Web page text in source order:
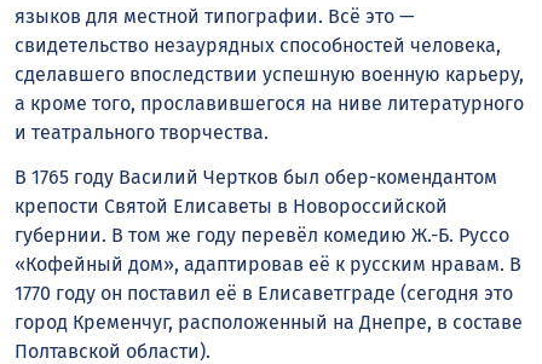
языков для местной типографии. Всё это —
свидетельство незаурядных способностей человека,
сделавшего впоследствии успешную военную карьеру,
а кроме того, прославившегося на ниве литературного
и театрального творчества.
В 1765 году Василий Чертков был обер-комендантом
крепости Святой Елисаветы в Новороссийской
губернии. В том же году перевёл комедию Ж.-Б. Руссо
«Кофейный дом», адаптировав её к русским нравам. В
1770 году он поставил её в Елисаветграде (сегодня это
город Кременчуг, расположенный на Днепре, в составе
Полтавской области).